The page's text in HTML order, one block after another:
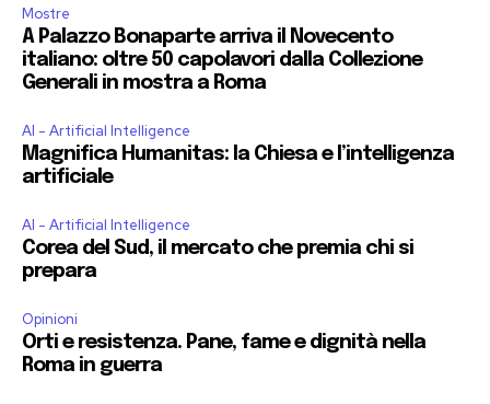
Mostre
A Palazzo Bonaparte arriva il Novecento
italiano: oltre 50 capolavori dalla Collezione
Generali in mostra a Roma
AI - Artificial Intelligence
Magnifica Humanitas: la Chiesa e l’intelligenza
artificiale
AI - Artificial Intelligence
Corea del Sud, il mercato che premia chi si
prepara
Opinioni
Orti e resistenza. Pane, fame e dignità nella
Roma in guerra